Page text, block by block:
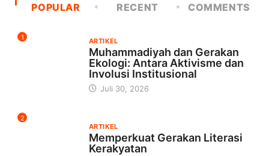
POPULAR RECENT COMMENTS
1 ARTIKEL
Muhammadiyah dan Gerakan
Ekologi: Antara Aktivisme dan
Involusi Institusional
Juli 30, 2026
2
ARTIKEL
Memperkuat Gerakan Literasi
Kerakyatan